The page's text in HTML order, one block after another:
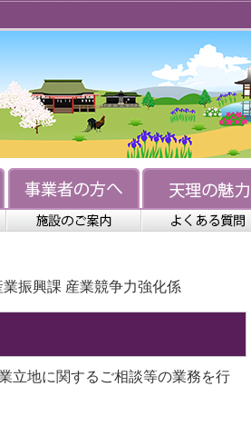
業振興課 産業競争力強化係
立地に関するご相談等の業務を行